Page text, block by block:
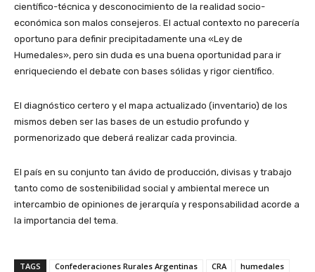
científico-técnica y desconocimiento de la realidad socio-
económica son malos consejeros. El actual contexto no parecería
oportuno para definir precipitadamente una «Ley de
Humedales», pero sin duda es una buena oportunidad para ir
enriqueciendo el debate con bases sólidas y rigor científico.
El diagnóstico certero y el mapa actualizado (inventario) de los
mismos deben ser las bases de un estudio profundo y
pormenorizado que deberá realizar cada provincia.
El país en su conjunto tan ávido de producción, divisas y trabajo
tanto como de sostenibilidad social y ambiental merece un
intercambio de opiniones de jerarquía y responsabilidad acorde a
la importancia del tema.
TAGS Confederaciones Rurales Argentinas CRA humedales